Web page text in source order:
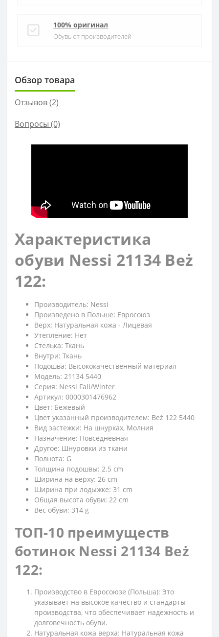
100% оригинал
Обувь от производителей
Обзор товара
Отзывов (2)
Вопросы (0)
Характеристика
обуви Nessi 21134 Beż
122:
Производитель: Nessi
Произведено в Польше: Евросоюз
Верх: Натуральная кожа - Лицевая
Утепление: Нет
Стелька: Ткань
Внутри: Ткань
Подошва: Высококачественный материал
Модель: 21134 5440
Серия: Nessi Fall/Winter
Артикул: 0000301476962
Цвет: Бежевый
Цвет указанный производителем: Beż 122 5440
Вид застежки: На шнурках, Молния
Назначение: Повседневная
Другое: Шнуровки из ткани
Полнота: G
Толщина подошвы: 2.5 cm
Ширина на верху: 26 cm
Ширина при лодыжке: 31 cm
Общая высота обуви: 22 cm
Вес обуви: 314 g
ТОП-10 преимуществ
ботинок Nessi 21134 Beż
122:
Производство в Евросоюзе (Польша): Это
указывает на высокое качество и стандарты
производства, что обеспечивает надежность и
долговечность обуви.
Натуральная кожа верха: Натуральная кожа